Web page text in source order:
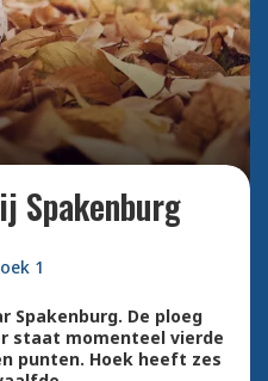
Bekijk alle foto's
Spakenburg
1
Spakenburg. De ploeg
staat momenteel vierde
punten. Hoek heeft zes